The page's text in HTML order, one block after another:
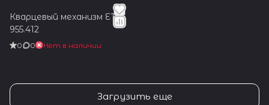
Кварцевый механизм ETA
955.412
0 0 Нет в наличии
Загрузить еще